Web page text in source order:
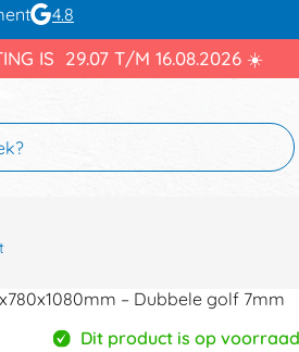
4.8
IS 29.07 T/M 16.08.2026 ☀️
– Dubbele golf 7mm
Dit product is op voorraad